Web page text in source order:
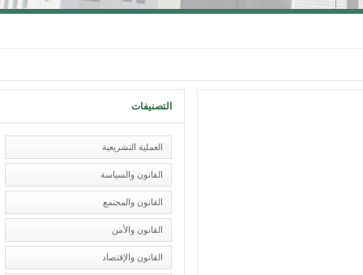
التصنيفات
العملية التشريعية
القانون والسياسة
القانون والمجتمع
القانون والأمن
القانون والإقتصاد